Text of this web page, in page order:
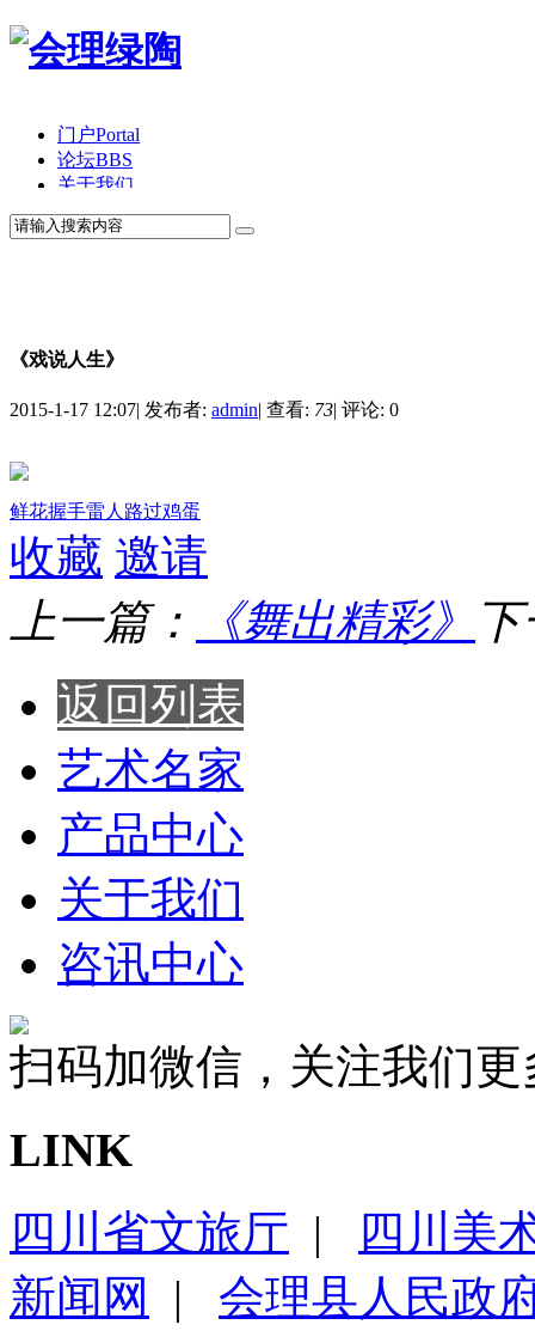
门户Portal
论坛BBS
关于我们
《戏说人生》
2015-1-17 12:07| 发布者: admin| 查看: 73| 评论: 0
鲜花握手雷人路过鸡蛋
收藏 邀请
上一篇：
《舞出精彩》
返回列表
艺术名家
产品中心
关于我们
咨讯中心
扫码加微信，关注我们更
LINK
四川省文旅厅 |
四川美
新闻网
| 会理县人民政